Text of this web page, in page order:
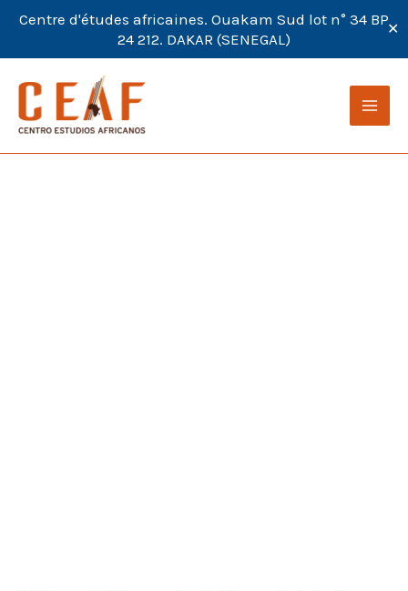
Centre d'études africaines. Ouakam Sud lot n° 34 BP
24 212. DAKAR (SENEGAL)
✕
contenido